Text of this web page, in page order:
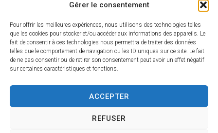
Gérer le consentement
Pour offrir les meilleures expériences, nous utilisons des technologies telles
que les cookies pour stocker et/ou accéder aux informations des appareils. Le
fait de consentir à ces technologies nous permettra de traiter des données
telles que le comportement de navigation ou les ID uniques sur ce site. Le fait
de ne pas consentir ou de retirer son consentement peut avoir un effet négatif
sur certaines caractéristiques et fonctions.
ACCEPTER
REFUSER
81300 Graulhet
05 63 42 85 50
mairie@mairie-graulhet.fr
Horaires d'ouverture
Du lundi au vendredi :